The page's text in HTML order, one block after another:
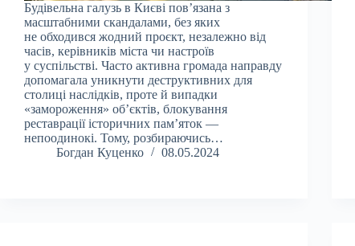
Будівельна галузь в Києві пов’язана з
масштабними скандалами, без яких
не обходився жодний проєкт, незалежно від
часів, керівників міста чи настроїв
у суспільстві. Часто активна громада направду
допомагала уникнути деструктивних для
столиці наслідків, проте й випадки
«замороження» об’єктів, блокування
реставрації історичних пам’яток —
непоодинокі. Тому, розбираючись…
Богдан Куценко
08.05.2024